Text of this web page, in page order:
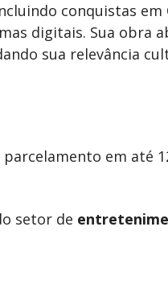
conquistas em
digitais. Sua obra
sua relevância
em até
setor de